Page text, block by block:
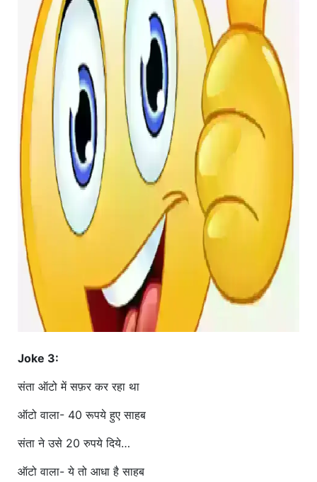
Joke 3:
संता ऑटो में सफ़र कर रहा था
ऑटो वाला- 40 रूपये हुए साहब
संता ने उसे 20 रुपये दिये…
ऑटो वाला- ये तो आधा है साहब